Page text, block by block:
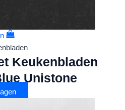
Keukenbladen
Unistone